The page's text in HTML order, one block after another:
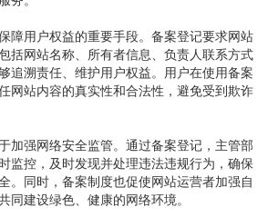
障用户权益的重要手段。备案登记要求网站
括网站名称、所有者信息、负责人联系方式
追溯责任、维护用户权益。用户在使用备案
网站内容的真实性和合法性，避免受到欺诈
加强网络安全监管。通过备案登记，主管部
监控，及时发现并处理违法违规行为，确保
。同时，备案制度也促使网站运营者加强自
同建设绿色、健康的网络环境。